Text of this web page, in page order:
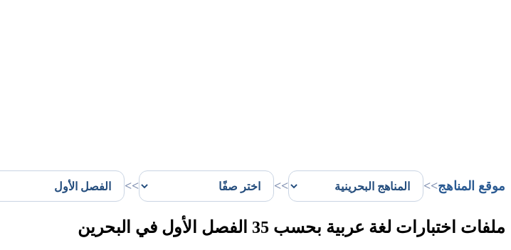
موقع المناهج>>
>>
>>
ملفات اختبارات لغة عربية بحسب 35 الفصل الأول في البحرين